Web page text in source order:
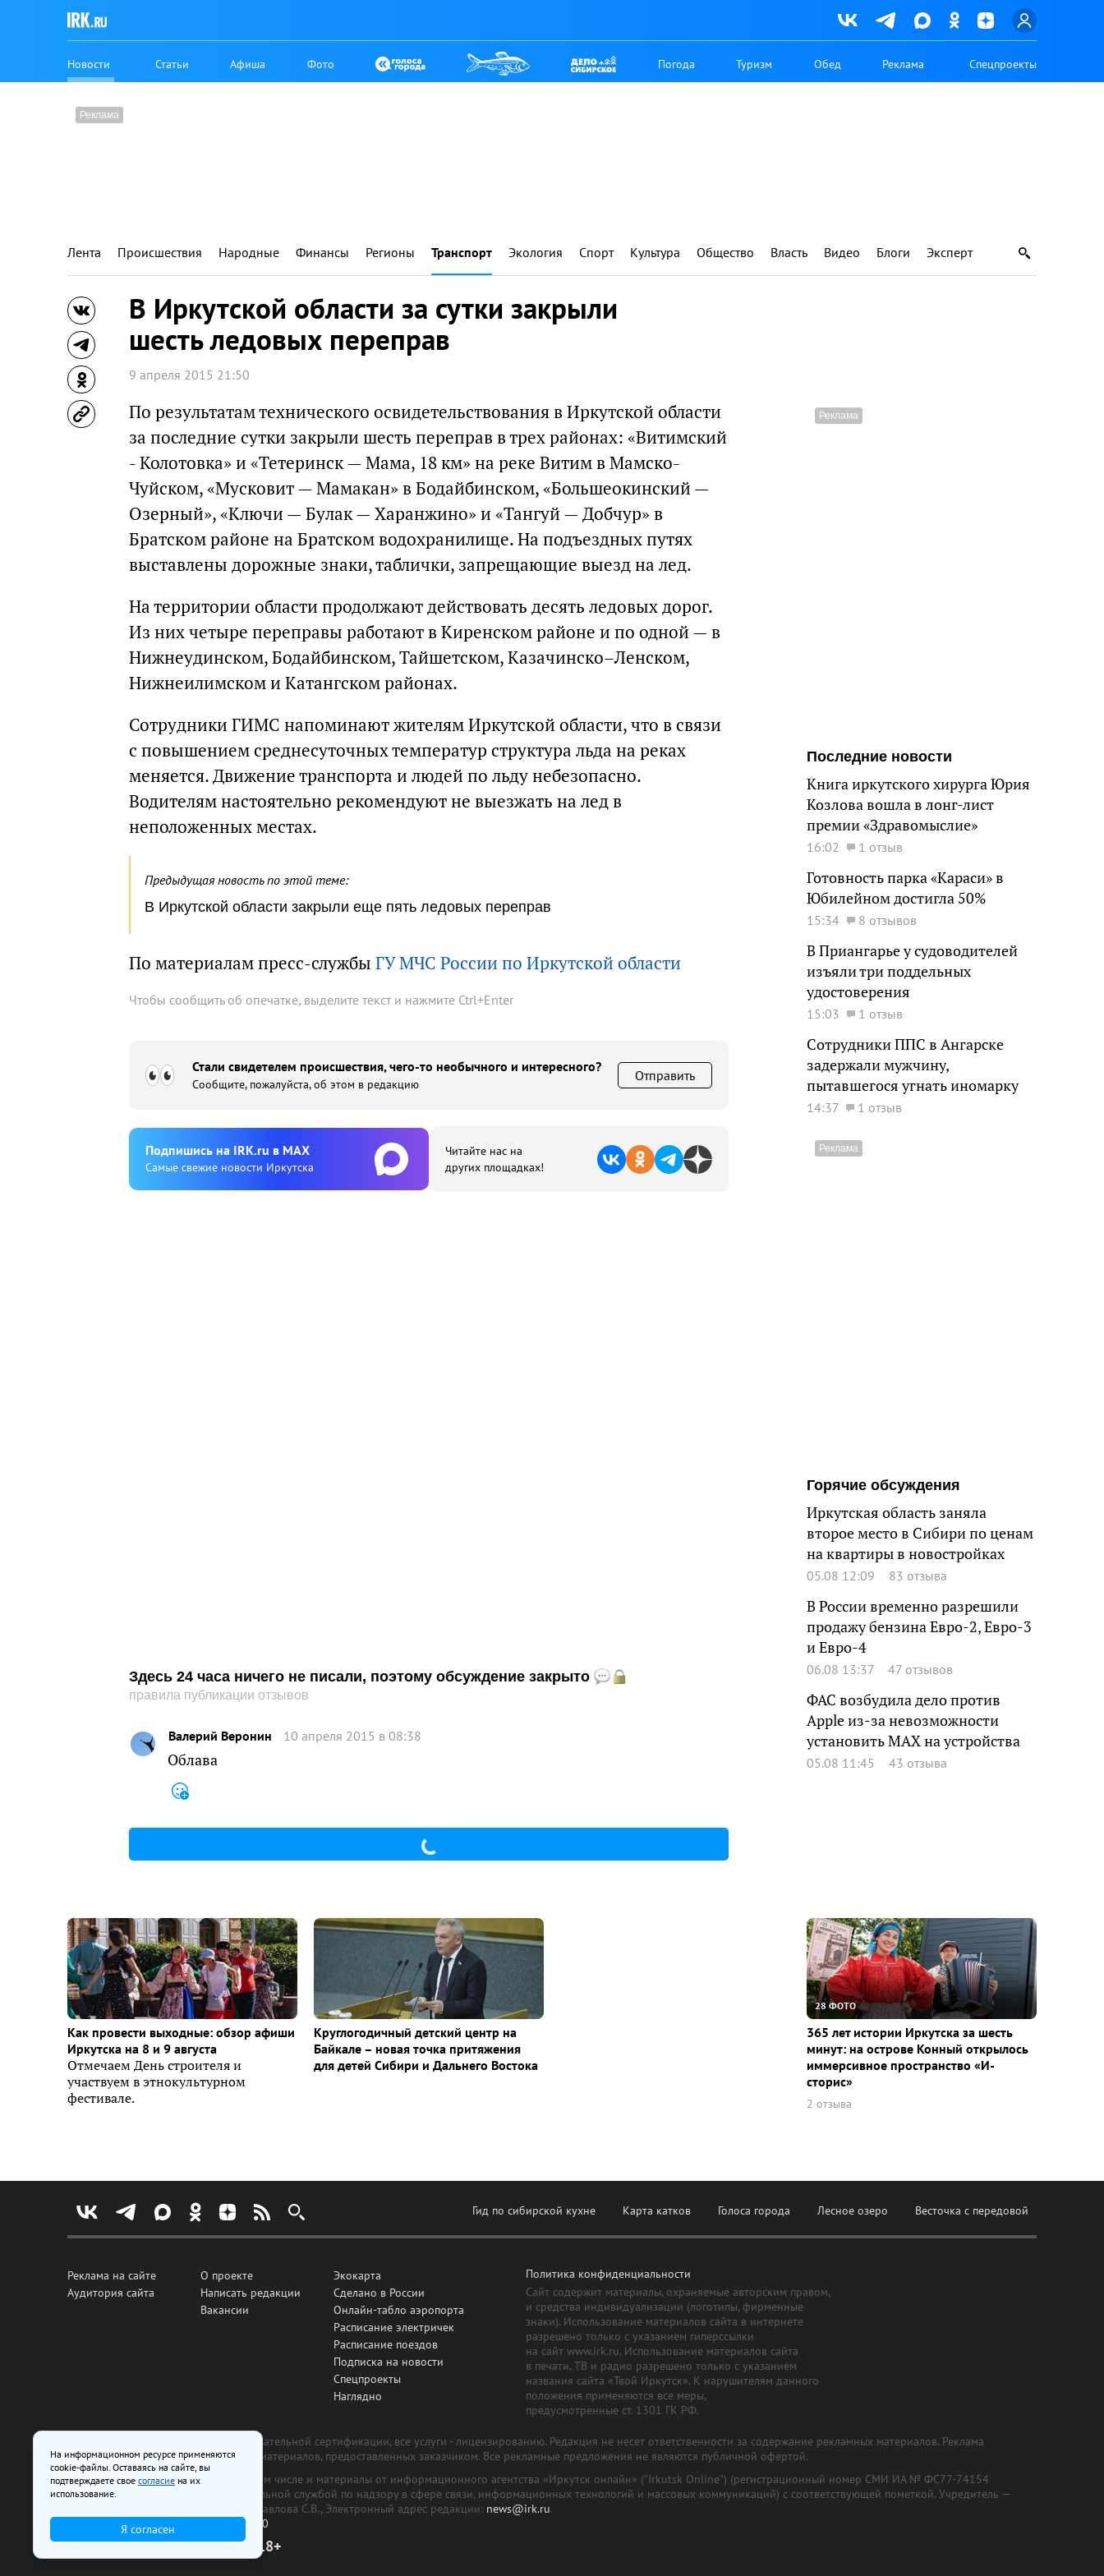
Новости Статьи Афиша Фото Погода Туризм Обед Реклама Спецпроекты
Лента Происшествия Народные Финансы Регионы Транспорт Экология Спорт Культура Общество Власть Видео Блоги Эксперт
В Иркутской области за сутки закрыли
шесть ледовых переправ
9 апреля 2015 21:50
По результатам технического освидетельствования в Иркутской области
за последние сутки закрыли шесть переправ в трех районах: «Витимский
- Колотовка» и «Тетеринск — Мама, 18 км» на реке Витим в Мамско-
Чуйском, «Мусковит — Мамакан» в Бодайбинском, «Большеокинский —
Озерный», «Ключи — Булак — Харанжино» и «Тангуй — Добчур» в
Братском районе на Братском водохранилище. На подъездных путях
выставлены дорожные знаки, таблички, запрещающие выезд на лед.
На территории области продолжают действовать десять ледовых дорог.
Из них четыре переправы работают в Киренском районе и по одной — в
Нижнеудинском, Бодайбинском, Тайшетском, Казачинско–Ленском,
Нижнеилимском и Катангском районах.
Сотрудники ГИМС напоминают жителям Иркутской области, что в связи
с повышением среднесуточных температур структура льда на реках
меняется. Движение транспорта и людей по льду небезопасно.
Водителям настоятельно рекомендуют не выезжать на лед в
неположенных местах.
Предыдущая новость по этой теме:
В Иркутской области закрыли еще пять ледовых переправ
По материалам пресс-службы ГУ МЧС России по Иркутской области
Чтобы сообщить об опечатке, выделите текст и нажмите Ctrl+Enter
Стали свидетелем происшествия, чего-то необычного и интересного?
Сообщите, пожалуйста, об этом в редакцию
Отправить
Подпишиcь на IRK.ru в MAX
Cамые свежие новости Иркутска
Читайте нас на
других площадках!
Здесь 24 часа ничего не писали, поэтому обсуждение закрыто
правила публикации отзывов
Валерий Веронин 10 апреля 2015 в 08:38
Облава
Последние новости
Книга иркутского хирурга Юрия
Козлова вошла в лонг-лист
премии «Здравомыслие»
16:02 1 отзыв
Готовность парка «Караси» в
Юбилейном достигла 50%
15:34 8 отзывов
В Приангарье у судоводителей
изъяли три поддельных
удостоверения
15:03 1 отзыв
Сотрудники ППС в Ангарске
задержали мужчину,
пытавшегося угнать иномарку
14:37 1 отзыв
Горячие обсуждения
Иркутская область заняла
второе место в Сибири по ценам
на квартиры в новостройках
05.08 12:09 83 отзыва
В России временно разрешили
продажу бензина Евро-2, Евро-3
и Евро-4
06.08 13:37 47 отзывов
ФАС возбудила дело против
Apple из-за невозможности
установить MAX на устройства
05.08 11:45 43 отзыва
Как провести выходные: обзор афиши
Иркутска на 8 и 9 августа
Отмечаем День строителя и
участвуем в этнокультурном
фестивале.
Круглогодичный детский центр на
Байкале – новая точка притяжения
для детей Сибири и Дальнего Востока
28 ФОТО
365 лет истории Иркутска за шесть
минут: на острове Конный открылось
иммерсивное пространство «И-
сторис»
2 отзыва
Гид по сибирской кухне Карта катков Голоса города Лесное озеро Весточка с передовой
Реклама на сайте
Аудитория сайта
О проекте
Написать редакции
Вакансии
Экокарта
Сделано в России
Онлайн-табло аэропорта
Расписание электричек
Расписание поездов
Подписка на новости
Спецпроекты
Наглядно
Политика конфиденциальности
Сайт содержит материалы, охраняемые авторским правом,
и средства индивидуализации (логотипы, фирменные
знаки). Использование материалов сайта в интернете
разрешено только с указанием гиперссылки
на сайт www.irk.ru. Использование материалов сайта
в печати, ТВ и радио разрешено только с указанием
названия сайта «Твой Иркутск». К нарушителям данного
положения применяются все меры,
предусмотренные ст. 1301 ГК РФ.
Все рекламные товары подлежат обязательной сертификации, все услуги - лицензированию. Редакция не несет ответственности за содержание рекламных материалов. Реклама
изготовлена и размещена на основе материалов, предоставленных заказчиком. Все рекламные предложения не являются публичной офертой.
На сайте www.irk.ru размещаются в том числе и материалы от информационного агентства «Иркутск онлайн» ("Irkutsk Online") (регистрационный номер СМИ ИА № ФС77-74154
от 29 октября 2018 г., выдан Федеральной службой по надзору в сфере связи, информационных технологий и массовых коммуникаций) с соответствующей пометкой. Учредитель —
ООО «Ирк.ру». Главный редактор — Павлова С.В., Электронный адрес редакции: news@irk.ru.
Телефон редакции:
+7 (3952) 48-88-50
18+
На информационном ресурсе применяются
cookie-файлы. Оставаясь на сайте, вы
подтверждаете свое согласие на их
использование.
Я согласен